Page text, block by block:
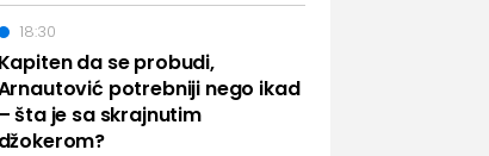
Kapiten da se probudi,
potrebniji nego ikad
– šta je sa skrajnutim
džokerom?
18:30